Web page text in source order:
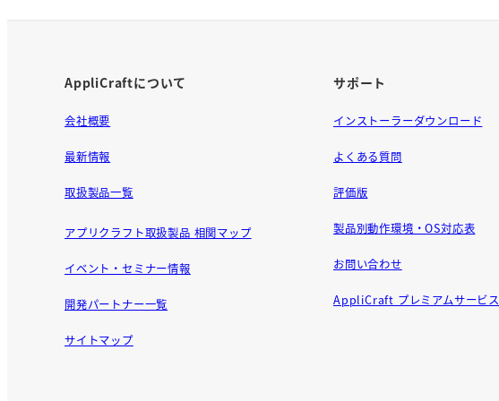
AppliCraftについて
会社概要
最新情報
取扱製品一覧
アプリクラフト取扱製品 相関マップ
イベント・セミナー情報
開発パートナー一覧
サイトマップ
サポート
インストーラーダウンロード
よくある質問
評価版
製品別動作環境・OS対応表
お問い合わせ
AppliCraft プレミアムサービス